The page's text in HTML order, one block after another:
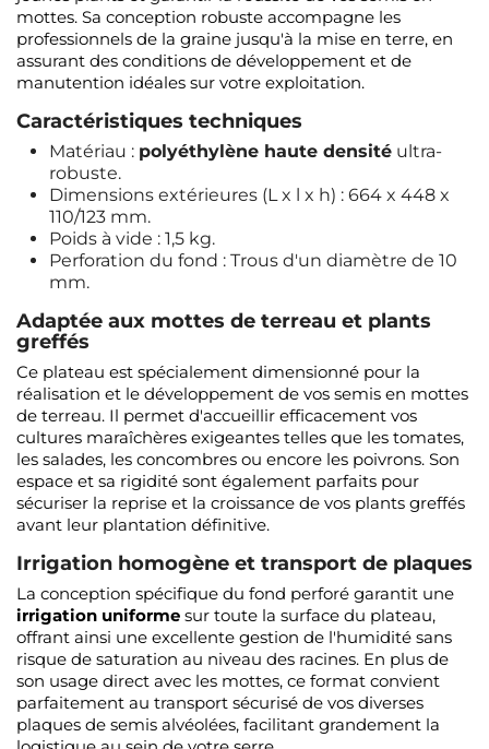
mottes. Sa conception robuste accompagne les
professionnels de la graine jusqu'à la mise en terre, en
assurant des conditions de développement et de
manutention idéales sur votre exploitation.
Caractéristiques techniques
Matériau : polyéthylène haute densité ultra-
robuste.
Dimensions extérieures (L x l x h) : 664 x 448 x
110/123 mm.
Poids à vide : 1,5 kg.
Perforation du fond : Trous d'un diamètre de 10
mm.
Adaptée aux mottes de terreau et plants
greffés
Ce plateau est spécialement dimensionné pour la
réalisation et le développement de vos semis en mottes
de terreau. Il permet d'accueillir efficacement vos
cultures maraîchères exigeantes telles que les tomates,
les salades, les concombres ou encore les poivrons. Son
espace et sa rigidité sont également parfaits pour
sécuriser la reprise et la croissance de vos plants greffés
avant leur plantation définitive.
Irrigation homogène et transport de plaques
La conception spécifique du fond perforé garantit une
irrigation uniforme sur toute la surface du plateau,
offrant ainsi une excellente gestion de l'humidité sans
risque de saturation au niveau des racines. En plus de
son usage direct avec les mottes, ce format convient
parfaitement au transport sécurisé de vos diverses
plaques de semis alvéolées, facilitant grandement la